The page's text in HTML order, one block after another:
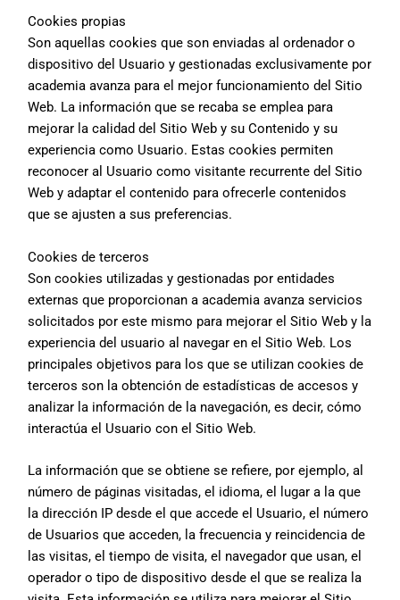
Cookies propias
Son aquellas cookies que son enviadas al ordenador o
dispositivo del Usuario y gestionadas exclusivamente por
academia avanza para el mejor funcionamiento del Sitio
Web. La información que se recaba se emplea para
mejorar la calidad del Sitio Web y su Contenido y su
experiencia como Usuario. Estas cookies permiten
reconocer al Usuario como visitante recurrente del Sitio
Web y adaptar el contenido para ofrecerle contenidos
que se ajusten a sus preferencias.
Cookies de terceros
Son cookies utilizadas y gestionadas por entidades
externas que proporcionan aacademia avanza servicios
solicitados por este mismo para mejorar el Sitio Web y la
experiencia del usuario al navegar en el Sitio Web. Los
principales objetivos para los que se utilizan cookies de
terceros son la obtención de estadísticas de accesos y
analizar la información de la navegación, es decir, cómo
interactúa el Usuario con el Sitio Web.
La información que se obtiene se refiere, por ejemplo, al
número de páginas visitadas, el idioma, el lugar a la que
la dirección IP desde el que accede el Usuario, el número
de Usuarios que acceden, la frecuencia y reincidencia de
las visitas, el tiempo de visita, el navegador que usan, el
operador o tipo de dispositivo desde el que se realiza la